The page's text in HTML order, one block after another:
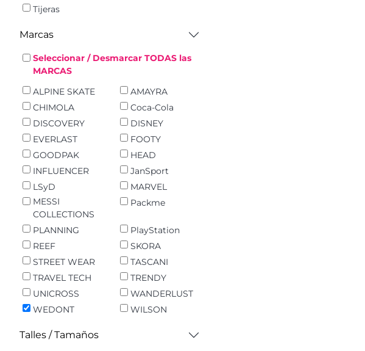
Tijeras
Marcas
Seleccionar / Desmarcar TODAS las
MARCAS
ALPINE SKATE
AMAYRA
CHIMOLA
Coca-Cola
DISCOVERY
DISNEY
EVERLAST
FOOTY
GOODPAK
HEAD
INFLUENCER
JanSport
LSyD
MARVEL
MESSI
COLLECTIONS
Packme
PLANNING
PlayStation
REEF
SKORA
STREET WEAR
TASCANI
TRAVEL TECH
TRENDY
UNICROSS
WANDERLUST
WEDONT
WILSON
Talles / Tamaños